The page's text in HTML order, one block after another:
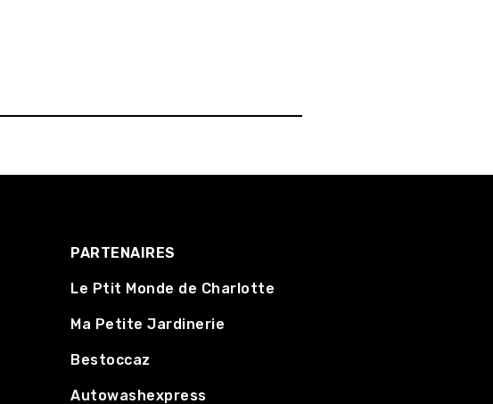
PARTENAIRES
Le Ptit Monde de Charlotte
Ma Petite Jardinerie
Bestoccaz
Autowashexpress